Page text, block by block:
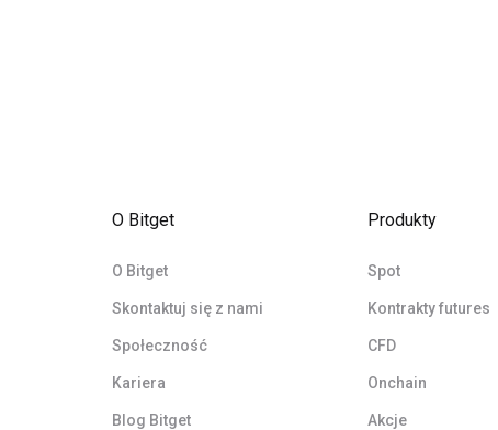
O Bitget
O Bitget
Skontaktuj się z nami
Społeczność
Kariera
Blog Bitget
Produkty
Spot
Kontrakty futures
CFD
Onchain
Akcje